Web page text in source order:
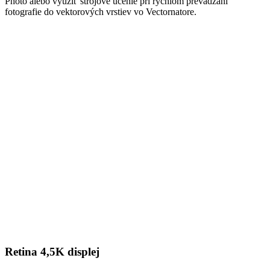
fotografie do vektorových vrstiev vo Vectornatore.
Retina 4,5K displej